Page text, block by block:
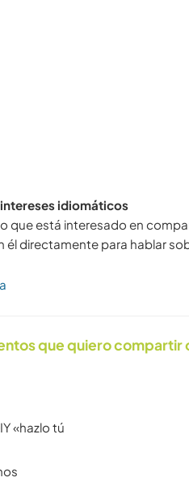
idiomáticos
que está interesado en
directamente para hablar
que quiero compartir
«hazlo tú